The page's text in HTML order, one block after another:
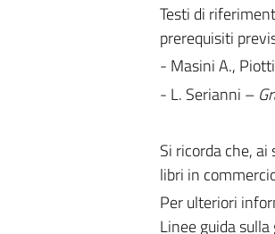
Testi di
prerequisiti
- Masini A.,
- L. Serianni –
Si ricorda che,
libri in
Per ulteriori
Linee guida